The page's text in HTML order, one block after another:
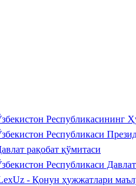
Республикасининг
Республикаси
рақобат қўмитаси
Республикаси
- Қонун ҳужжатлари